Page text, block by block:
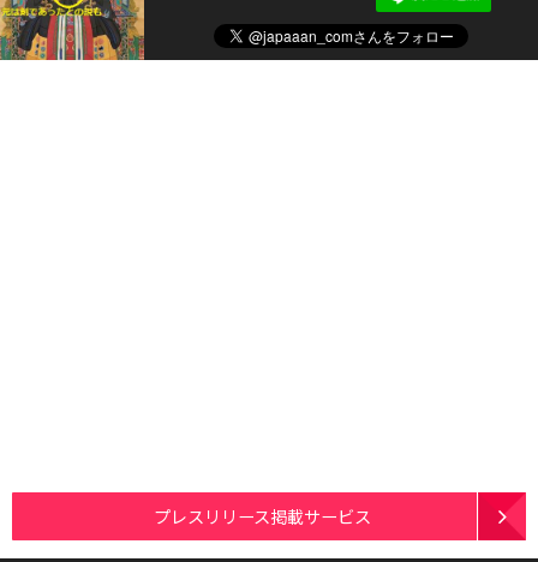
プレスリリース掲載サービス